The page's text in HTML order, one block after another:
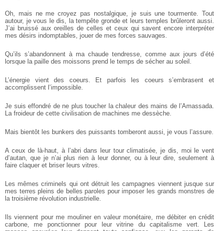
Oh, mais ne me croyez pas nostalgique, je suis une tourmente. Tout
autour, je vous le dis, la tempête gronde et leurs temples brûleront aussi.
J’ai bruissé aux oreilles de celles et ceux qui savent encore interpréter
mes désirs indomptables, jouer de mes forces sauvages.
Qu’ils s’abandonnent à ma chaude tendresse, comme aux jours d’été
lorsque la paille des moissons prend le temps de sécher au soleil.
L’énergie vient des coeurs. Et parfois les coeurs s’embrasent et
accomplissent l’impossible.
Je suis effondré de ne plus toucher la chaleur des mains de l’Amassada.
La froideur de cette civilisation de machines me dessèche.
Mais bientôt les bunkers des puissants tomberont aussi, je vous l’assure.
A ceux de là-haut, à l’abri dans leur tour climatisée, je dis, moi le vent
d’autan, que je n’ai plus rien à leur donner, ou à leur dire, seulement à
faire claquer et briser leurs vitres.
Les mêmes criminels qui ont détruit les campagnes viennent jusque sur
mes terres pleins de belles paroles pour imposer les grands monstres de
la troisième révolution industrielle.
Ils viennent pour me mouliner en valeur monétaire, me débiter en crédit
carbone, me ponctionner pour leur vitrine du capitalisme vert. Les